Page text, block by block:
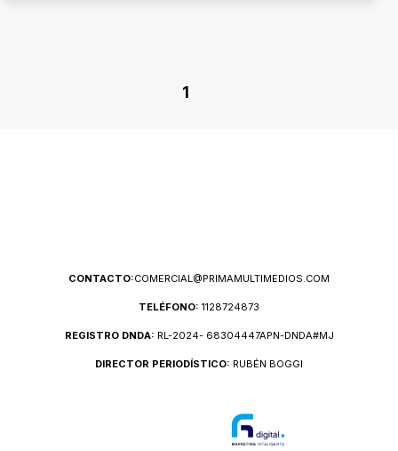
1
CONTACTO:COMERCIAL@PRIMAMULTIMEDIOS.COM
TELÉFONO: 1128724873
REGISTRO DNDA: RL-2024- 68304447APN-DNDA#MJ
DIRECTOR PERIODÍSTICO: RUBÉN BOGGI